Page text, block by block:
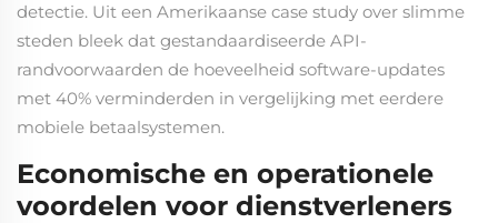
detectie. Uit een Amerikaanse case study over slimme
steden bleek dat gestandaardiseerde API-
randvoorwaarden de hoeveelheid software-updates
met 40% verminderden in vergelijking met eerdere
mobiele betaalsystemen.
Economische en operationele
voordelen voor dienstverleners